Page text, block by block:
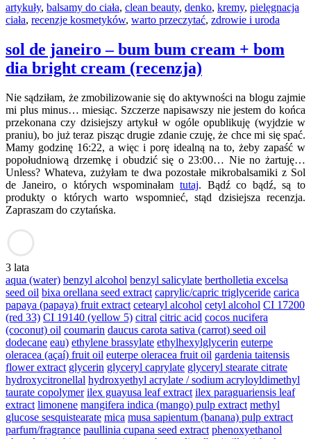
artykuły, balsamy do ciała, clean beauty, denko, kremy, pielęgnacja
ciała, recenzje kosmetyków, warto przeczytać, zdrowie i uroda
sol de janeiro – bum bum cream + bom
dia bright cream (recenzja)
Nie sądziłam, że zmobilizowanie się do aktywności na blogu zajmie
mi plus minus… miesiąc. Szczerze napisawszy nie jestem do końca
przekonana czy dzisiejszy artykuł w ogóle opublikuję (wyjdzie w
praniu), bo już teraz pisząc drugie zdanie czuję, że chce mi się spać.
Mamy godzinę 16:22, a więc i porę idealną na to, żeby zapaść w
popołudniową drzemkę i obudzić się o 23:00… Nie no żartuję…
Unless? Whateva, zużyłam te dwa pozostałe mikrobalsamiki z Sol
de Janeiro, o których wspominałam tutaj. Bądź co bądź, są to
produkty o których warto wspomnieć, stąd dzisiejsza recenzja.
Zapraszam do czytańska.
3 lata
aqua (water) benzyl alcohol benzyl salicylate bertholletia excelsa
seed oil bixa orellana seed extract caprylic/capric triglyceride carica
papaya (papaya) fruit extract cetearyl alcohol cetyl alcohol CI 17200
(red 33) CI 19140 (yellow 5) citral citric acid cocos nucifera
(coconut) oil coumarin daucus carota sativa (carrot) seed oil
dodecane eau) ethylene brassylate ethylhexylglycerin euterpe
oleracea (açaí) fruit oil euterpe oleracea fruit oil gardenia taitensis
flower extract glycerin glyceryl caprylate glyceryl stearate citrate
hydroxycitronellal hydroxyethyl acrylate / sodium acryloyldimethyl
taurate copolymer ilex guayusa leaf extract ilex paraguariensis leaf
extract limonene mangifera indica (mango) pulp extract methyl
glucose sesquistearate mica musa sapientum (banana) pulp extract
parfum/fragrance paullinia cupana seed extract phenoxyethanol